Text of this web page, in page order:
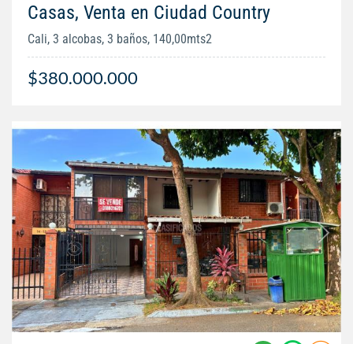
Casas, Venta en Ciudad Country
Cali, 3 alcobas, 3 baños, 140,00mts2
$380.000.000